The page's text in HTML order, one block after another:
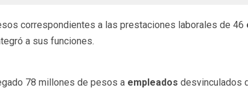
correspondientes a las prestaciones laborales de 46
a sus funciones.
78 millones de pesos a empleados desvinculados